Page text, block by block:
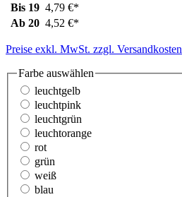
Bis 19 4,79 €*
Ab 20 4,52 €*
Preise exkl. MwSt. zzgl. Versandkosten
Farbe auswählen
leuchtgelb
leuchtpink
leuchtgrün
leuchtorange
rot
grün
weiß
blau